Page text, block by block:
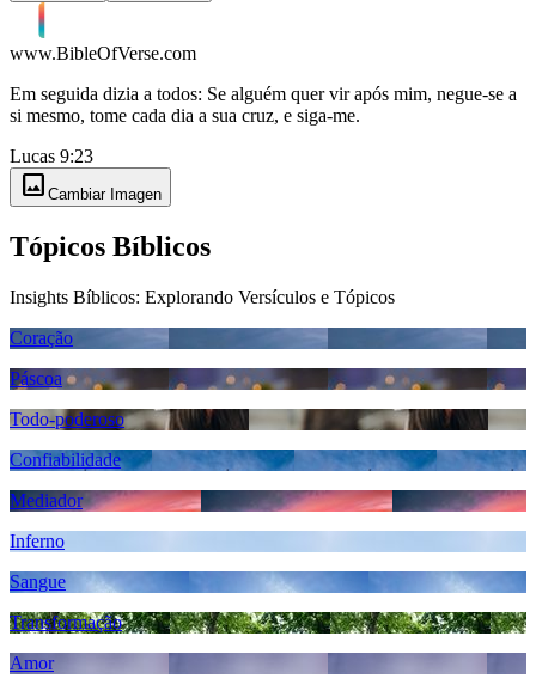
www.BibleOfVerse.com
Em seguida dizia a todos: Se alguém quer vir após mim, negue-se a
si mesmo, tome cada dia a sua cruz, e siga-me.
Lucas 9:23
image Cambiar Imagen
Tópicos Bíblicos
Insights Bíblicos: Explorando Versículos e Tópicos
Coração
Páscoa
Todo-poderoso
Confiabilidade
Mediador
Inferno
Sangue
Transformação
Amor